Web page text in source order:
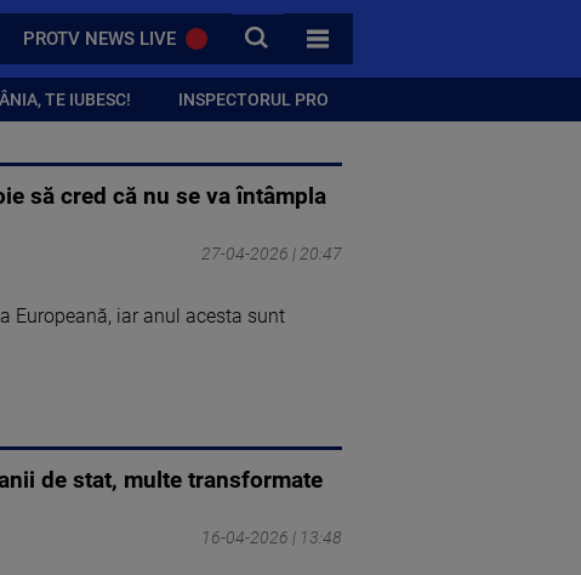
PROTV NEWS LIVE CAUTA
TOATE CATEGORIILE
TE IUBESC! INSPECTORUL PRO
să cred că nu se va întâmpla
27-04-2026 | 20:47
Europeană, iar anul acesta sunt
de stat, multe transformate
16-04-2026 | 13:48